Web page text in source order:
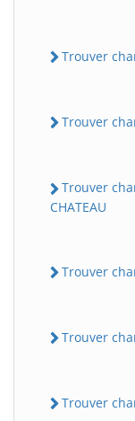
Trouver
Trouver
Trouver
CHATEAU
Trouver
Trouver
Trouver